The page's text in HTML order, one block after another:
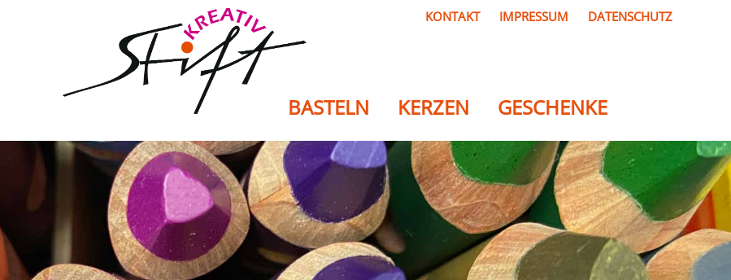
KONTAKT IMPRESSUM DATENSCHUTZ
BASTELN KERZEN GESCHENKE